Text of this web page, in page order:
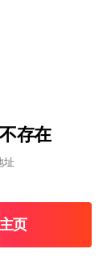
存在
址
主页